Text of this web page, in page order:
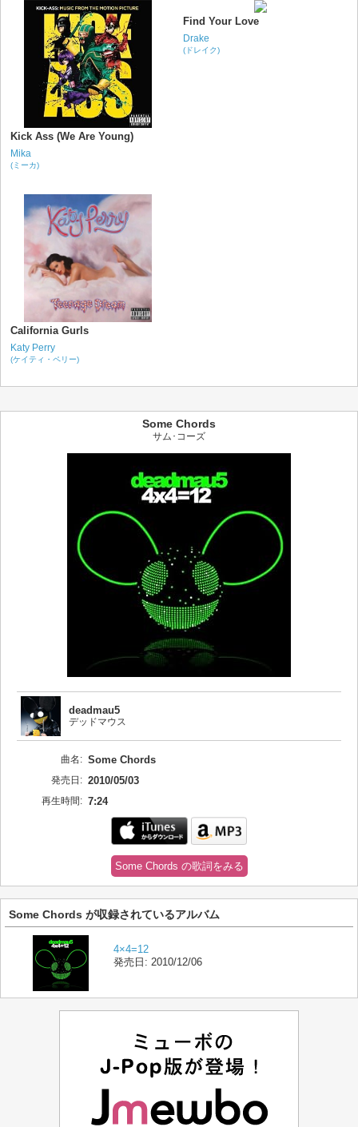
Kick Ass (We Are Young)
Mika
(ミーカ)
Find Your Love
Drake
(ドレイク)
California Gurls
Katy Perry
(ケイティ・ペリー)
Some Chords
サム･コーズ
deadmau5
デッドマウス
曲名: Some Chords
発売日: 2010/05/03
再生時間: 7:24
Some Chords の歌詞をみる
Some Chords が収録されているアルバム
4×4=12
発売日: 2010/12/06